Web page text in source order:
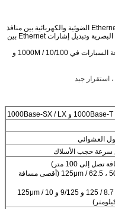
الضوئية والكهربائية بين منافذ
UTP 10/100 / 1000M و 1000M من منافذ الألياف البصرية وتبديل إشارات Ethernet بين
تدعم وظيفة التفاوض التلقائي منافذ UTP لصناعة السيارات في 10/100 / 1000M و
، استقرار جيد
الألياف متعددة الأوضاع: 50/125 ، 62.5 / 125μm (أقصى مسافة
الألياف أحادية الوضع: 8/125 و 8.7 / 125 و 9/125 و 10 / 125μm